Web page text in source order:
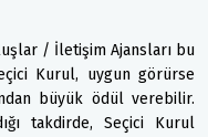
/ İletişim Ajansları bu
Kurul, uygun görürse
büyük ödül verebilir.
takdirde, Seçici Kurul